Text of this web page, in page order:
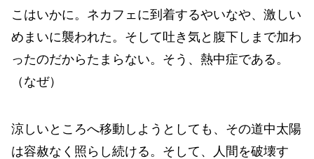
こはいかに。ネカフェに到着するやいなや、激しい
めまいに襲われた。そして吐き気と腹下しまで加わ
ったのだからたまらない。そう、熱中症である。
（なぜ）
涼しいところへ移動しようとしても、その道中太陽
は容赦なく照らし続ける。そして、人間を破壊す